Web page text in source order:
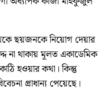
ছয়জনকে নিয়োগ দেয়ার
না থাকায় মূলত একাডেমিক
হওয়ার কথা। কিন্তু
প্রাধান্য পেয়েছে।